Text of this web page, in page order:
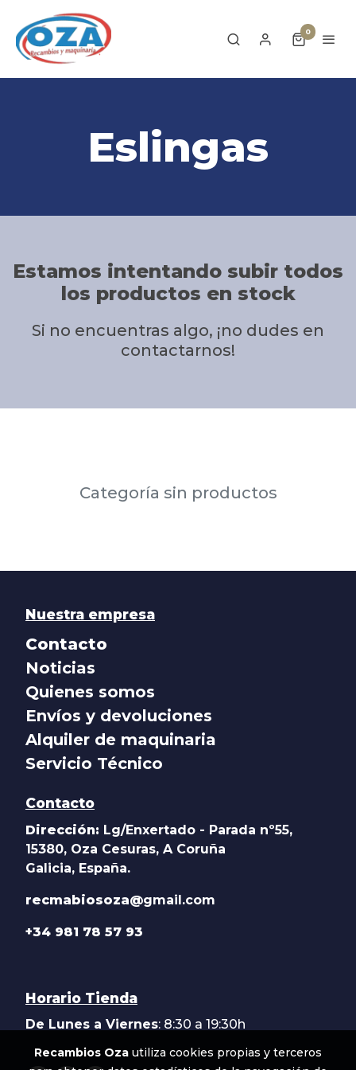
0
Eslingas
Estamos intentando subir todos
los productos en stock
Si no encuentras algo, ¡no dudes en
contactarnos!
Categoría sin productos
Nuestra empresa
Contacto
Noticias
Quienes somos
Envíos y devoluciones
Alquiler de maquinaria
Servicio Técnico
Contacto
Dirección: Lg/Enxertado - Parada nº55,
15380, Oza Cesuras, A Coruña
Galicia, España.
recmabiosoza@gmail.com
+34 981 78 57 93
Horario Tienda
De Lunes a Viernes: 8:30 a 19:30h
Recambios Oza utiliza cookies propias y terceros